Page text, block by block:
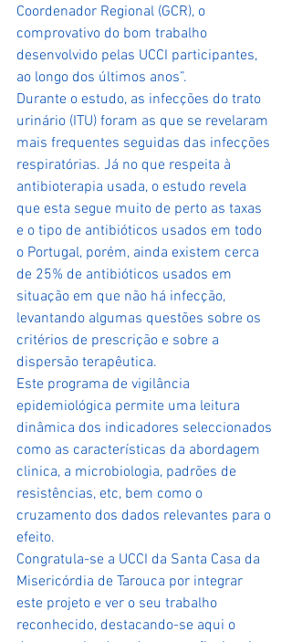
Coordenador Regional (GCR), o
comprovativo do bom trabalho
desenvolvido pelas UCCI participantes,
ao longo dos últimos anos”.
Durante o estudo, as infecções do trato
urinário (ITU) foram as que se revelaram
mais frequentes seguidas das infecções
respiratórias. Já no que respeita à
antibioterapia usada, o estudo revela
que esta segue muito de perto as taxas
e o tipo de antibióticos usados em todo
o Portugal, porém, ainda existem cerca
de 25% de antibióticos usados em
situação em que não há infecção,
levantando algumas questões sobre os
critérios de prescrição e sobre a
dispersão terapêutica.
Este programa de vigilância
epidemiológica permite uma leitura
dinâmica dos indicadores seleccionados
como as características da abordagem
clinica, a microbiologia, padrões de
resistências, etc, bem como o
cruzamento dos dados relevantes para o
efeito.
Congratula-se a UCCI da Santa Casa da
Misericórdia de Tarouca por integrar
este projeto e ver o seu trabalho
reconhecido, destacando-se aqui o